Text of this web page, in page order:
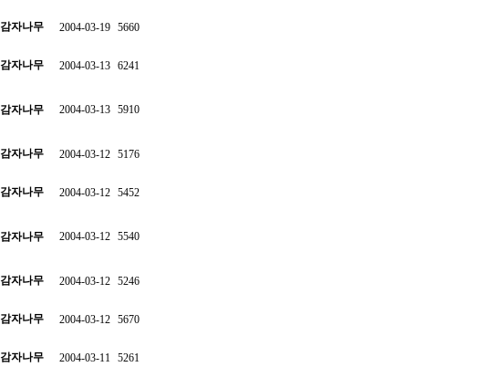
감자나무 2004-03-19 5660
감자나무 2004-03-13 6241
감자나무 2004-03-13 5910
감자나무 2004-03-12 5176
감자나무 2004-03-12 5452
감자나무 2004-03-12 5540
감자나무 2004-03-12 5246
감자나무 2004-03-12 5670
감자나무 2004-03-11 5261